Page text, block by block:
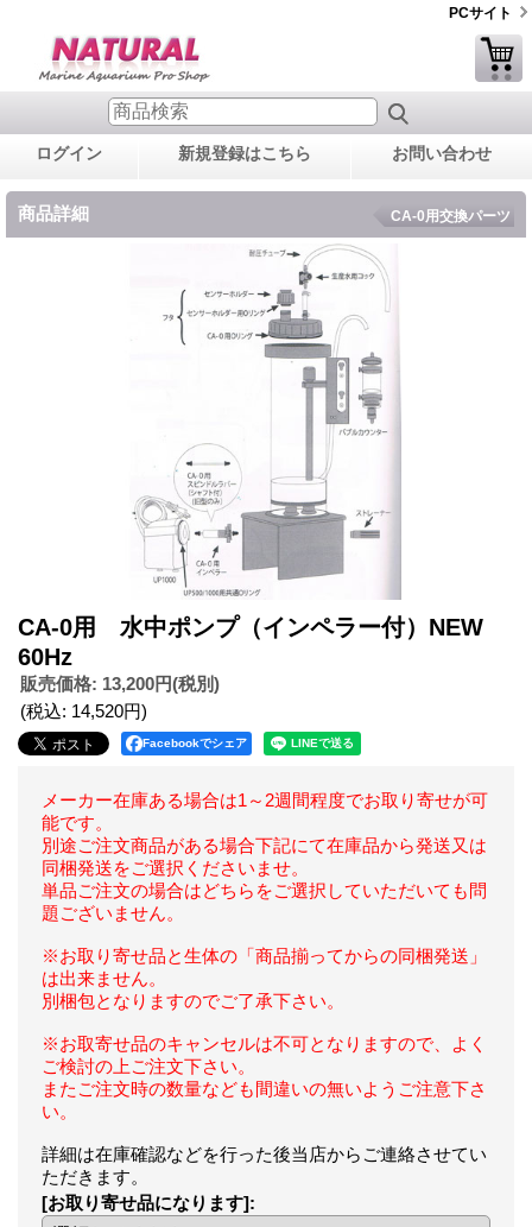
PCサイト
ログイン 新規登録はこちら お問い合わせ
商品詳細 CA-0用交換パーツ
CA-0用 水中ポンプ（インペラー付）NEW
60Hz
販売価格: 13,200円(税別)
(税込: 14,520円)
Facebookでシェア
メーカー在庫ある場合は1～2週間程度でお取り寄せが可
能です。
別途ご注文商品がある場合下記にて在庫品から発送又は
同梱発送をご選択くださいませ。
単品ご注文の場合はどちらをご選択していただいても問
題ございません。
※お取り寄せ品と生体の「商品揃ってからの同梱発送」
は出来ません。
別梱包となりますのでご了承下さい。
※お取寄せ品のキャンセルは不可となりますので、よく
ご検討の上ご注文下さい。
またご注文時の数量なども間違いの無いようご注意下さ
い。
詳細は在庫確認などを行った後当店からご連絡させてい
ただきます。
[お取り寄せ品になります]: